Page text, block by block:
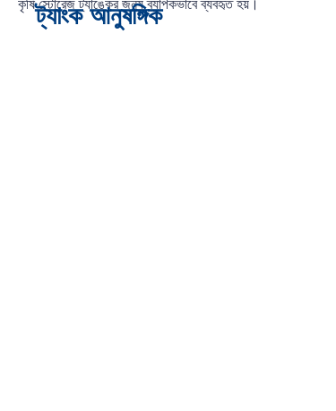
ট্যাংক আনুষঙ্গিক
কৃষি স্টোরেজ ট্যাঙ্কের জন্য ব্যাপকভাবে ব্যবহৃত হয়।